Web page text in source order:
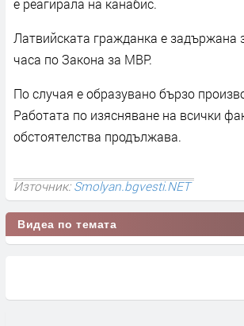
е реагирала на канабис.
Латвийската гражданка е задържана
часа по Закона за МВР.
По случая е образувано бързо
Работата по изясняване на всички
обстоятелства продължава.
Източник:Smolyan.bgvesti.NET
Видеа по темата